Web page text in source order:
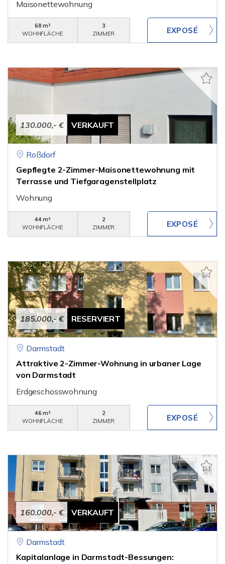
Maisonettewohnung
68 m²
WOHNFLÄCHE
3
ZIMMER
130.000,- € VERKAUFT
Roßdorf
Gepflegte 2-Zimmer-Maisonettewohnung mit
Terrasse und Tiefgaragenstellplatz
Wohnung
44 m²
WOHNFLÄCHE
2
ZIMMER
185.000,- € RESERVIERT
Darmstadt
Attraktive 2-Zimmer-Wohnung in urbaner Lage
von Darmstadt
Erdgeschosswohnung
46 m²
WOHNFLÄCHE
2
ZIMMER
160.000,- € VERKAUFT
Darmstadt
Kapitalanlage in Darmstadt-Bessungen: